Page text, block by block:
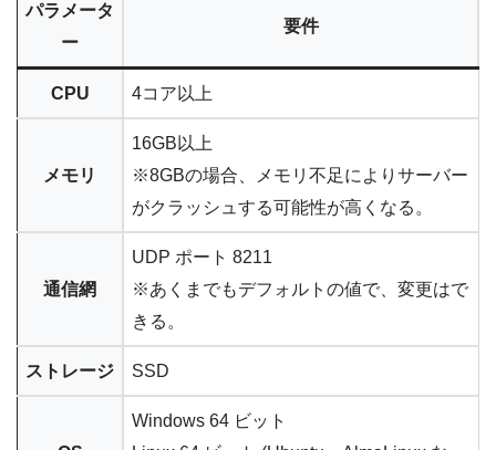
パラメータ
ー
要件
CPU 4コア以上
メモリ
16GB以上
※8GBの場合、メモリ不足によりサーバー
がクラッシュする可能性が高くなる。
通信網
UDP ポート 8211
※あくまでもデフォルトの値で、変更はで
きる。
ストレージ SSD
Windows 64 ビット